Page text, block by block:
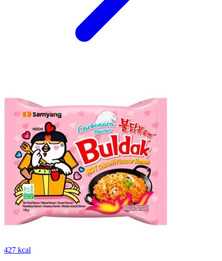
427 kcal